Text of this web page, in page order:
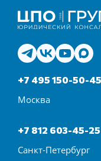
+7 495 150-50-45
Москва
+7 812 603-45-25
Санкт-Петербург